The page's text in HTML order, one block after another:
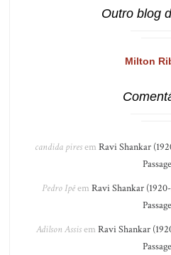
Outro blog
Milton
candida piresem Ravi Shankar
Pedro Ipêem Ravi Shankar
Adilson Assisem Ravi Shankar